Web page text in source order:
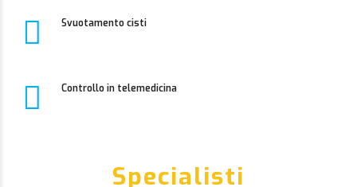
Svuotamento cisti
Controllo in telemedicina
Specialisti